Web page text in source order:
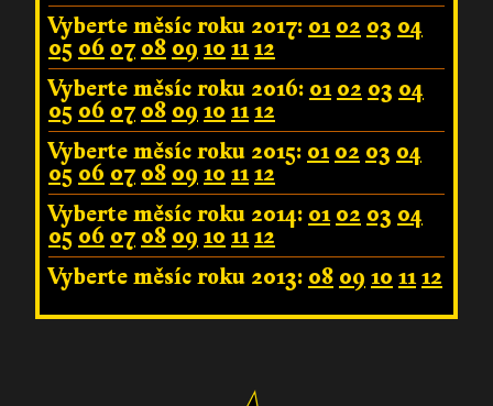
Vyberte měsíc roku 2017: 01 02 03 04
05 06 07 08 09 10 11 12
Vyberte měsíc roku 2016: 01 02 03 04
05 06 07 08 09 10 11 12
Vyberte měsíc roku 2015: 01 02 03 04
05 06 07 08 09 10 11 12
Vyberte měsíc roku 2014: 01 02 03 04
05 06 07 08 09 10 11 12
Vyberte měsíc roku 2013: 08 09 10 11 12